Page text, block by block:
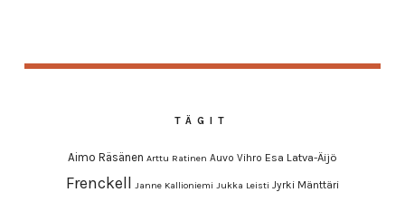
TÄGIT
Aimo Räsänen Arttu Ratinen Auvo Vihro Esa Latva-Äijö
Frenckell Janne Kallioniemi Jukka Leisti Jyrki Mänttäri